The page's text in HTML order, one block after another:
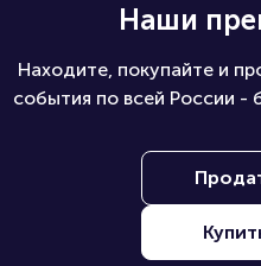
Наши
Находите, покупайте и
события по всей России -